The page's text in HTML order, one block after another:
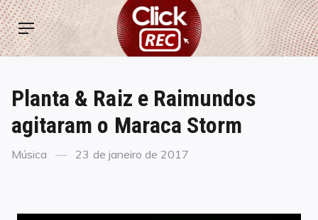
Skip
to
content
ClickREC
Menu
Planta & Raiz e Raimundos
agitaram o Maraca Storm
Categories
Música
Posted
23 de janeiro de 2017